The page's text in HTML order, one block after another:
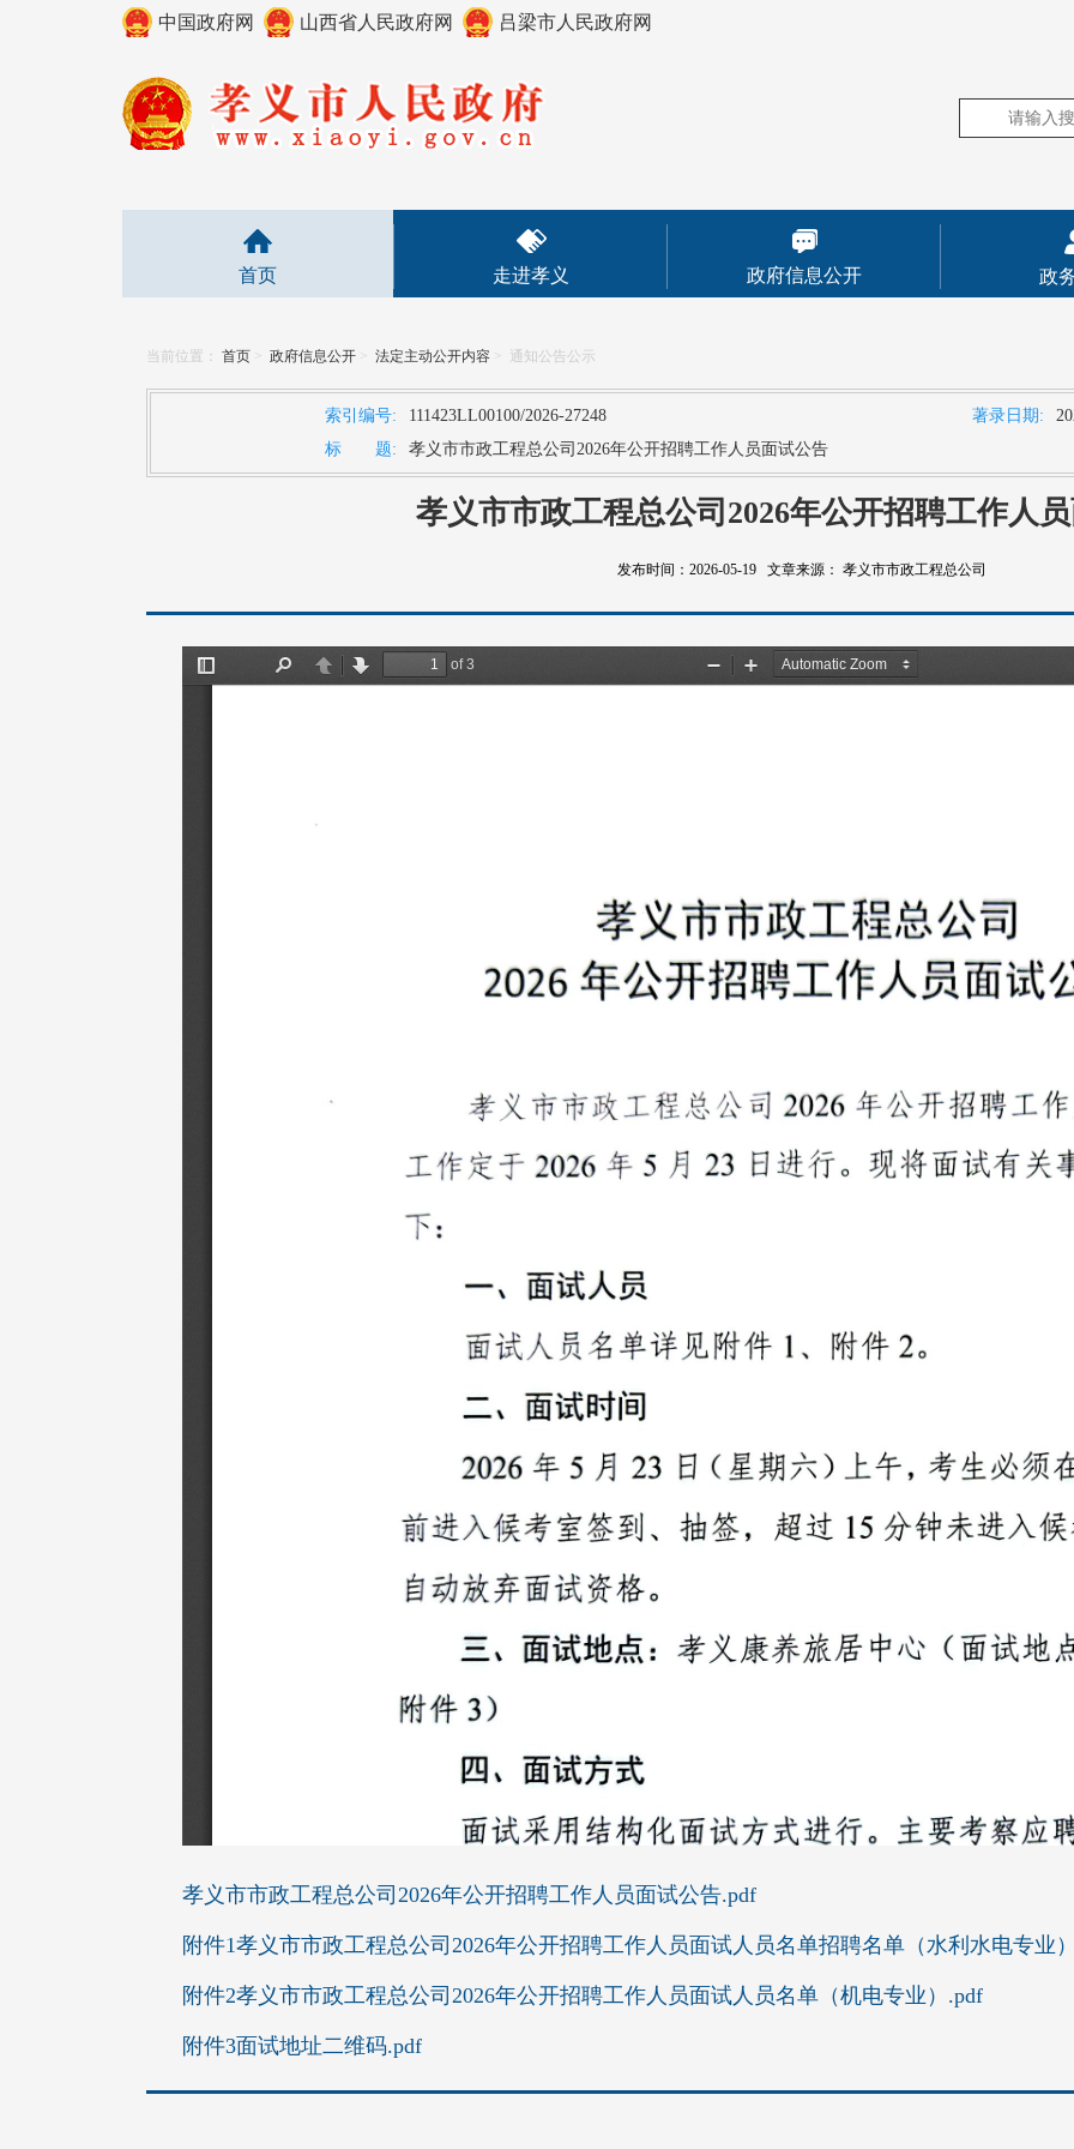
中国政府网 山西省人民政府网 吕梁市人民政府网
首页 走进孝义 政府信息公开 政
当前位置： 首页 > 政府信息公开 > 法定主动公开内容 > 通知公告公示
索引编号: 111423LL00100/2026-27248 著录日期:
标 题:
孝义市市政工程总公司2026年公开招聘工作人员面试公告
孝义市市政工程总公司2026年公开招聘工作人
发布时间：2026-05-19 文章来源： 孝义市市政工程总公司
孝义市市政工程总公司2026年公开招聘工作人员面试公告.pdf
附件1孝义市市政工程总公司2026年公开招聘工作人员面试人员名单招聘名单（水利水电专业
附件2孝义市市政工程总公司2026年公开招聘工作人员面试人员名单（机电专业）.pdf
附件3面试地址二维码.pdf